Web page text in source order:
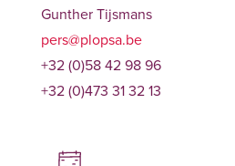
Gunther Tijsmans
pers@plopsa.be
+32 (0)58 42 98 96
+32 (0)473 31 32 13